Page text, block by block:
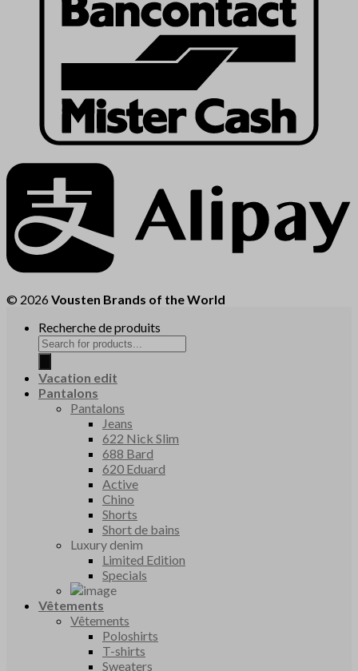
© 2026 Vousten Brands of the World
Recherche de produits
Vacation edit
Pantalons
Pantalons
Jeans
622 Nick Slim
688 Bard
620 Eduard
Active
Chino
Shorts
Short de bains
Luxury denim
Limited Edition
Specials
Vêtements
Vêtements
Poloshirts
T-shirts
Sweaters